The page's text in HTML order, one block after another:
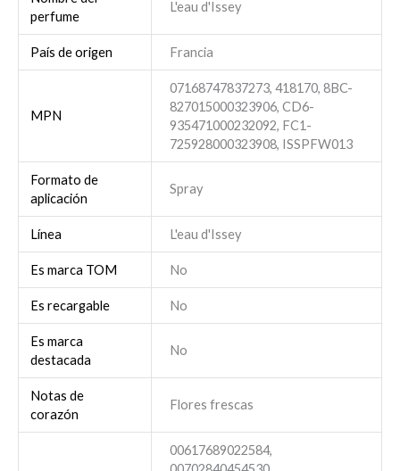
perfume
L'eau d'Issey
País de origen Francia
MPN
07168747837273, 418170, 8BC-
827015000323906, CD6-
935471000232092, FC1-
725928000323908, ISSPFW013
Formato de
aplicación
Spray
Línea L'eau d'Issey
Es marca TOM No
Es recargable No
Es marca
destacada
No
Notas de
corazón
Flores frescas
00617689022584,